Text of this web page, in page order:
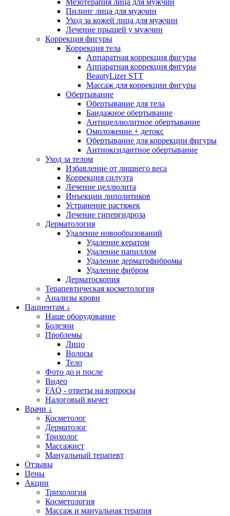
Мезотерапия лица для мужчин
Пилинг лица для мужчин
Уход за кожей лица для мужчин
Лечение прыщей у мужчин
Коррекция фигуры
Коррекция тела
Аппаратная коррекция фигуры
Аппаратная коррекция фигуры
BeautyLizer STT
Массаж для коррекции фигуры
Обертывание
Обертывание для тела
Бандажное обертывание
Антицеллюлитное обертывание
Омоложение + детокс
Обертывание для коррекции фигуры
Антиоксидантное обертывание
Уход за телом
Избавление от лишнего веса
Коррекция силуэта
Лечение целлюлита
Инъекции липолитиков
Устранение растяжек
Лечение гипергидроза
Дерматология
Удаление новообразований
Удаление кератом
Удаление папиллом
Удаление дерматофибромы
Удаление фибром
Дерматоскопия
Терапевтическая косметология
Анализы крови
Пациентам ↓
Наше оборудование
Болезни
Проблемы
Лицо
Волосы
Тело
Фото до и после
Видео
FAQ - ответы на вопросы
Налоговый вычет
Врачи ↓
Косметолог
Дерматолог
Трихолог
Массажист
Мануальный терапевт
Отзывы
Цены
Акции
Трихология
Косметология
Массаж и мануальная терапия